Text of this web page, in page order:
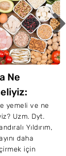
Ne
Uzak
Gereken
yemeli ve ne
Uzm. Dyt.
Yıldırım,
daha
için